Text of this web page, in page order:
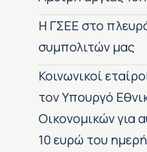
H ΓΣΕΕ στο
συμπολιτών μας
Κοινωνικοί
τον Υπουργό
Οικονομικών για
10 ευρώ του